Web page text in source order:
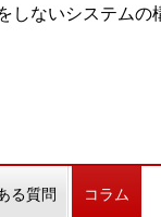
ないシステムの
る質問 コラム